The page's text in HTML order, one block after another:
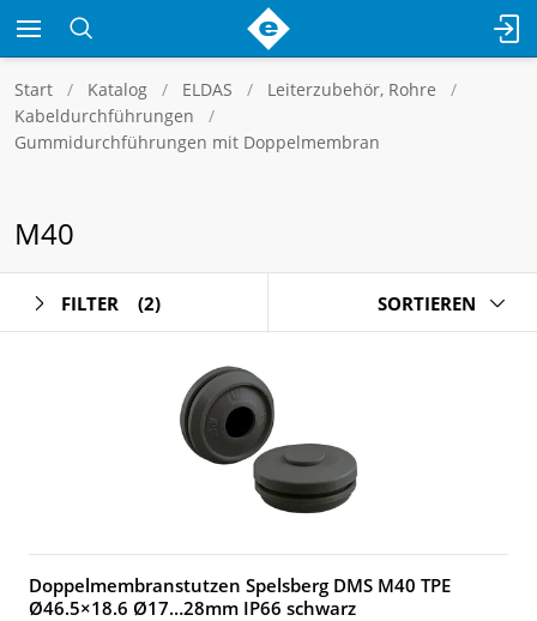
Start Katalog ELDAS
Leiterzubehör, Rohre
Kabeldurchführungen
Gummidurchführungen mit Doppelmembran
M40
FILTER (2) SORTIEREN
Doppelmembranstutzen Spelsberg DMS M40 TPE
Ø46.5×18.6 Ø17…28mm IP66 schwarz